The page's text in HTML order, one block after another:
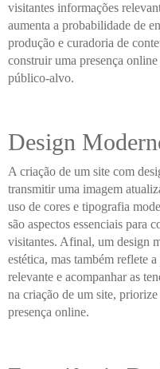
visitantes informações
aumenta a probabilidade de
produção e curadoria de
construir uma presença
público-alvo.
Design
A criação de um site com
transmitir uma imagem
uso de cores e tipografia
são aspectos essenciais para
visitantes. Afinal, um design
estética, mas também reflete
relevante e acompanhar as
na criação de um site,
presença online.